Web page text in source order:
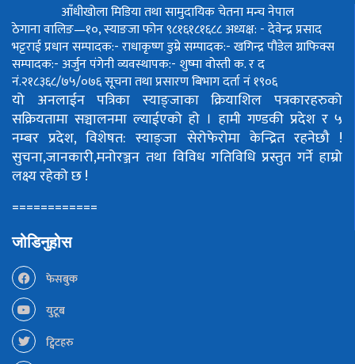
आँधीखोला मिडिया तथा सामुदायिक चेतना मन्च नेपाल
ठेगाना वालिङ—१०, स्याङजा फोन ९८१६१८१६८८अध्यक्ष: - देवेन्द्र प्रसाद
भट्टराईप्रधान सम्पादक:- राधाकृष्ण डुम्रेसम्पादक:- खगिन्द्र पौडेलग्राफिक्स
सम्पादक:- अर्जुन पंगेनीव्यवस्थापक:- शुष्मा वोस्तीक. र द
नं.२१८३६८/७५/०७६सूचना तथा प्रसारण बिभाग दर्ता नं १९०६
यो अनलाईन पत्रिका स्याङ्जाका क्रियाशिल पत्रकारहरुको
सक्रियतामा सञ्चालनमा ल्याईएको हो । हामी गण्डकी प्रदेश र ५
नम्बर प्रदेश, विशेषत: स्याङ्जा सेरोफेरोमा केन्द्रित रहनेछौ !
सुचना,जानकारी,मनोरञ्जन तथा विविध गतिविधि प्रस्तुत गर्ने हाम्रो
लक्ष्य रहेको छ !
============
जोडिनुहोस
फेसबुक
युटूब
ट्विटहरु